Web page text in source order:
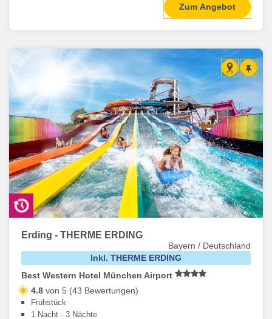
Zum Angebot
Erding - THERME ERDING
Bayern / Deutschland
Inkl. THERME ERDING
Best Western Hotel München Airport
4.8 von 5 (43 Bewertungen)
Frühstück
1 Nacht - 3 Nächte